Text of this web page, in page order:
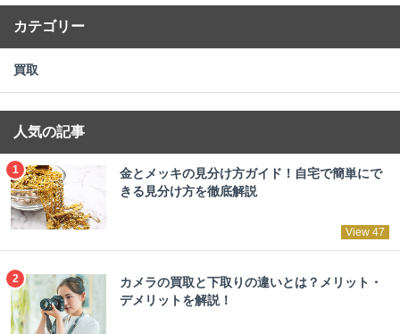
カテゴリー
買取
人気の記事
金とメッキの見分け方ガイド！自宅で簡単にで
きる見分け方を徹底解説
View 47
カメラの買取と下取りの違いとは？メリット・
デメリットを解説！